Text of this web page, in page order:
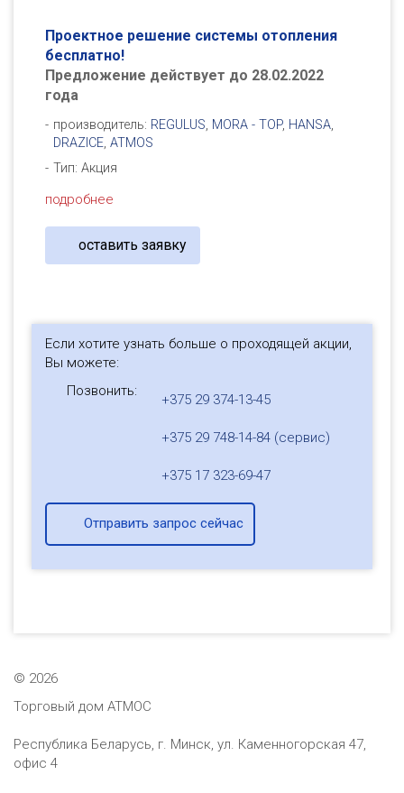
Проектное решение системы отопления
бесплатно!
Предложение действует до 28.02.2022
года
производитель: REGULUS, MORA - TOP, HANSA,
DRAZICE, ATMOS
Тип: Акция
подробнее
оставить заявку
Если хотите узнать больше о проходящей акции,
Вы можете:
Позвонить:
+375 29 374-13-45
+375 29 748-14-84 (сервис)
+375 17 323-69-47
Отправить запрос сейчас
© 2026
Торговый дом АТМОС
Республика Беларусь, г. Минск, ул. Каменногорская 47,
офис 4